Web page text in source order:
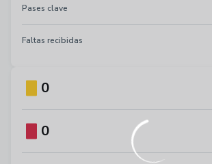
Pases clave
Faltas recibidas
0
0